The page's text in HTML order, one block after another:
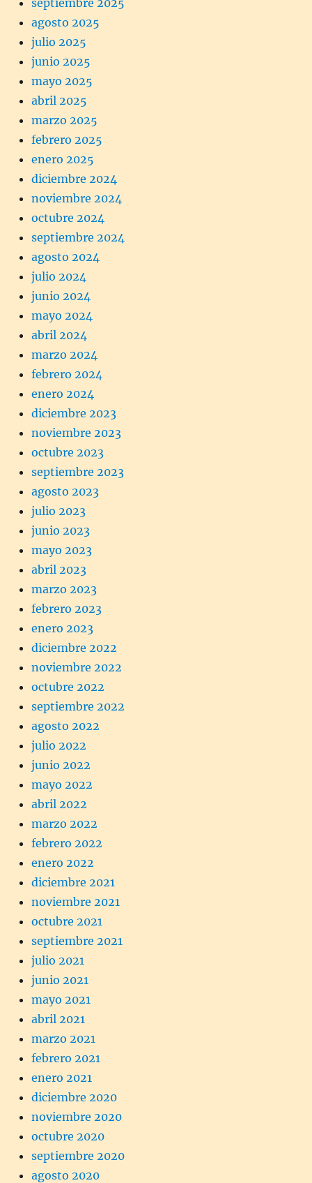
agosto 2025
julio 2025
junio 2025
mayo 2025
abril 2025
marzo 2025
febrero 2025
enero 2025
diciembre 2024
noviembre 2024
octubre 2024
septiembre 2024
agosto 2024
julio 2024
junio 2024
mayo 2024
abril 2024
marzo 2024
febrero 2024
enero 2024
diciembre 2023
noviembre 2023
octubre 2023
septiembre 2023
agosto 2023
julio 2023
junio 2023
mayo 2023
abril 2023
marzo 2023
febrero 2023
enero 2023
diciembre 2022
noviembre 2022
octubre 2022
septiembre 2022
agosto 2022
julio 2022
junio 2022
mayo 2022
abril 2022
marzo 2022
febrero 2022
enero 2022
diciembre 2021
noviembre 2021
octubre 2021
septiembre 2021
julio 2021
junio 2021
mayo 2021
abril 2021
marzo 2021
febrero 2021
enero 2021
diciembre 2020
noviembre 2020
octubre 2020
septiembre 2020
agosto 2020